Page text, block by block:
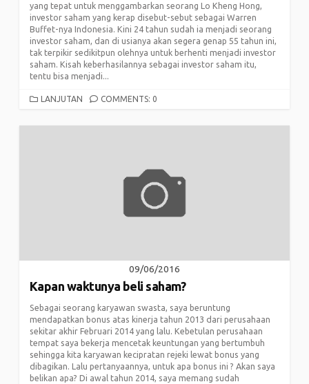
yang tepat untuk menggambarkan seorang Lo Kheng Hong,
investor saham yang kerap disebut-sebut sebagai Warren
Buffet-nya Indonesia. Kini 24 tahun sudah ia menjadi seorang
investor saham, dan di usianya akan segera genap 55 tahun ini,
tak terpikir sedikitpun olehnya untuk berhenti menjadi investor
saham. Kisah keberhasilannya sebagai investor saham itu,
tentu bisa menjadi...
CATEGORIES
LANJUTAN COMMENTS: 0
09/06/2016
Kapan waktunya beli saham?
Sebagai seorang karyawan swasta, saya beruntung
mendapatkan bonus atas kinerja tahun 2013 dari perusahaan
sekitar akhir Februari 2014 yang lalu. Kebetulan perusahaan
tempat saya bekerja mencetak keuntungan yang bertumbuh
sehingga kita karyawan kecipratan rejeki lewat bonus yang
dibagikan. Lalu pertanyaannya, untuk apa bonus ini ? Akan saya
belikan apa? Di awal tahun 2014, saya memang sudah